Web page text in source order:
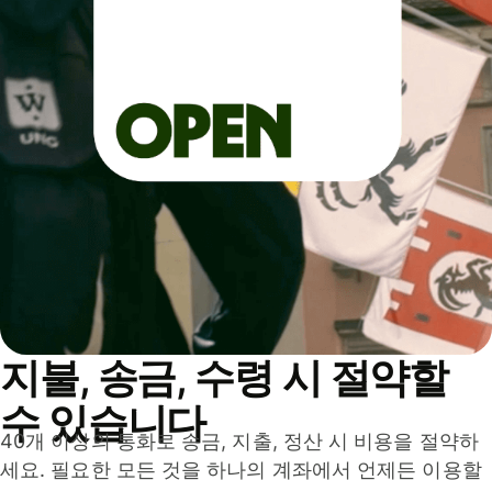
지불, 송금, 수령 시 절약할
수 있습니다
40개 이상의 통화로 송금, 지출, 정산 시 비용을 절약하
세요. 필요한 모든 것을 하나의 계좌에서 언제든 이용할